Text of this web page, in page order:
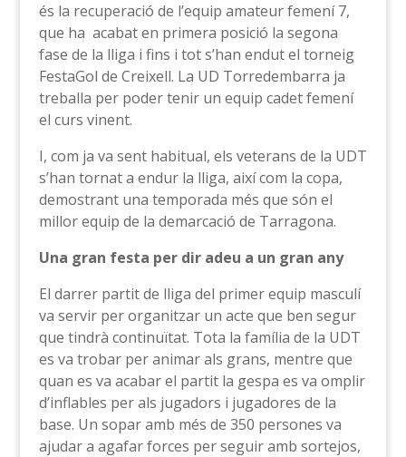
és la recuperació de l’equip amateur femení 7,
que ha acabat en primera posició la segona
fase de la lliga i fins i tot s’han endut el torneig
FestaGol de Creixell. La UD Torredembarra ja
treballa per poder tenir un equip cadet femení
el curs vinent.
I, com ja va sent habitual, els veterans de la UDT
s’han tornat a endur la lliga, així com la copa,
demostrant una temporada més que són el
millor equip de la demarcació de Tarragona.
Una gran festa per dir adeu a un gran any
El darrer partit de lliga del primer equip masculí
va servir per organitzar un acte que ben segur
que tindrà continuïtat. Tota la família de la UDT
es va trobar per animar als grans, mentre que
quan es va acabar el partit la gespa es va omplir
d’inflables per als jugadors i jugadores de la
base. Un sopar amb més de 350 persones va
ajudar a agafar forces per seguir amb sortejos,